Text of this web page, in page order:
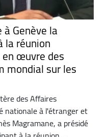
Genève la
la réunion
œuvre des
mondial sur les
des Affaires
nationale à l'étranger et
Magramane, a présidé